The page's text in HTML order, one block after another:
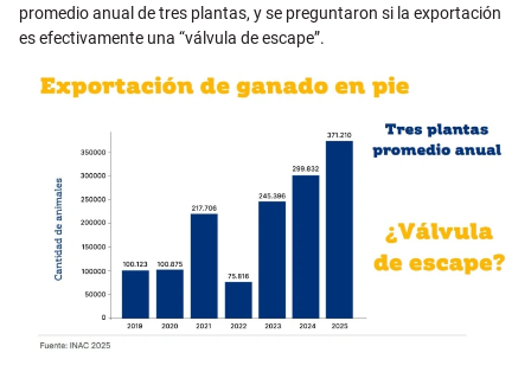
promedio anual de tres plantas, y se preguntaron si la exportación
es efectivamente una “válvula de escape”.